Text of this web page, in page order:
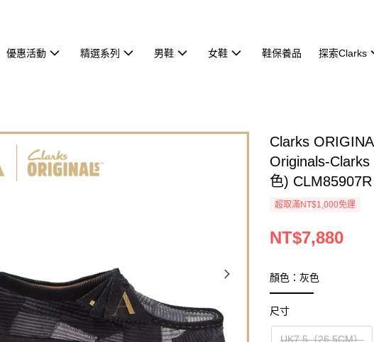
優惠活動 精選系列 男鞋 女鞋 鞋保養品 探索Clarks
Clarks
Originals-
色) CLM85907R
超取滿NT$1,000免運
NT$7,880
顏色：灰色
尺寸
UK7.5（26.5CM）